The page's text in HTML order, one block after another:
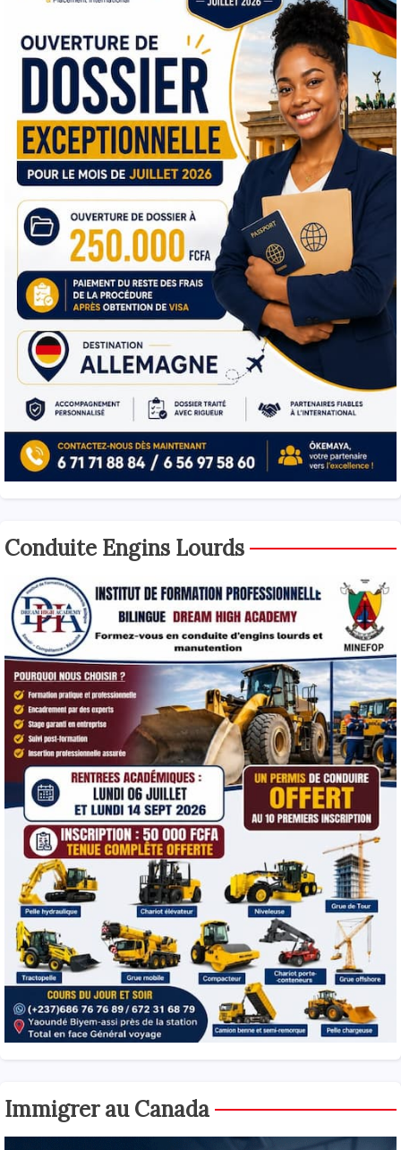
Conduite Engins Lourds
Immigrer au Canada